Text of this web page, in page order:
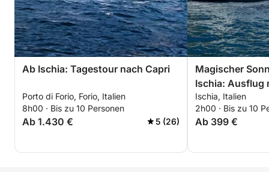
Ab Ischia: Tagestour nach Capri
Porto di Forio, Forio, Italien
8h00 · Bis zu 10 Personen
Ab 1.430 € 5 (26)
Magischer
Ischia: Ausflug
Ischia, Italien
2h00 · Bis zu 10
Ab 399 €